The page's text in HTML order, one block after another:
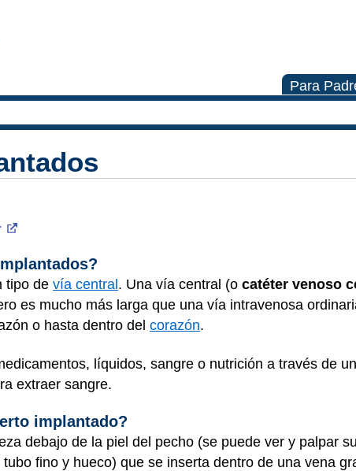
Para
tipo de vía central . Una vía central (o catéter venoso
es mucho más larga que una vía intravenosa
o hasta dentro del corazón.
líquidos, sangre o nutrición a través de
extraer sangre.
implantado?
debajo de la piel del pecho (se puede ver y palpar
fino y hueco) que se inserta dentro de una vena